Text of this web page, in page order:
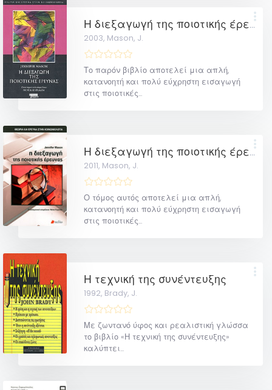
Η διεξαγωγή της ποιοτικής έρευνας
2003, Mason, J.
Το παρόν βιβλίο αποτελεί μια απλή,
κατανοητή και πολύ εύχρηστη εισαγωγή
στις ποιοτικές...
Η διεξαγωγή της ποιοτικής έρευνας
2011, Mason, J.
Ο τόμος αυτός αποτελεί μια απλή,
κατανοητή και πολύ εύχρηστη εισαγωγή
στις ποιοτικές...
Η τεχνική της συνέντευξης
1992, Brady, J.
Με ζωντανό ύφος και ρεαλιστική γλώσσα
το βιβλίο «Η τεχνική της συνέντευξης»
καλύπτει...